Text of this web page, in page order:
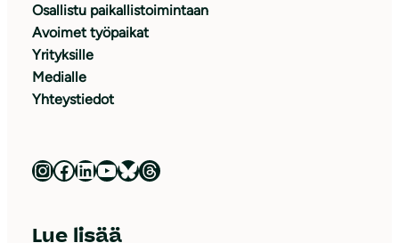
Osallistu paikallistoimintaan
Avoimet työpaikat
Yrityksille
Medialle
Yhteystiedot
Luonnonsuojeluliitto Instagramissa Luonnonsuojeluliitto Facebookissa Luonnonsuojeluliitto LinkedInissä Luonnonsuojeluliiton YouTube-kanava Luonnonsuojeluliitto Blueskyssa Luonnonsuojeluliitto Threadsissa
Lue lisää